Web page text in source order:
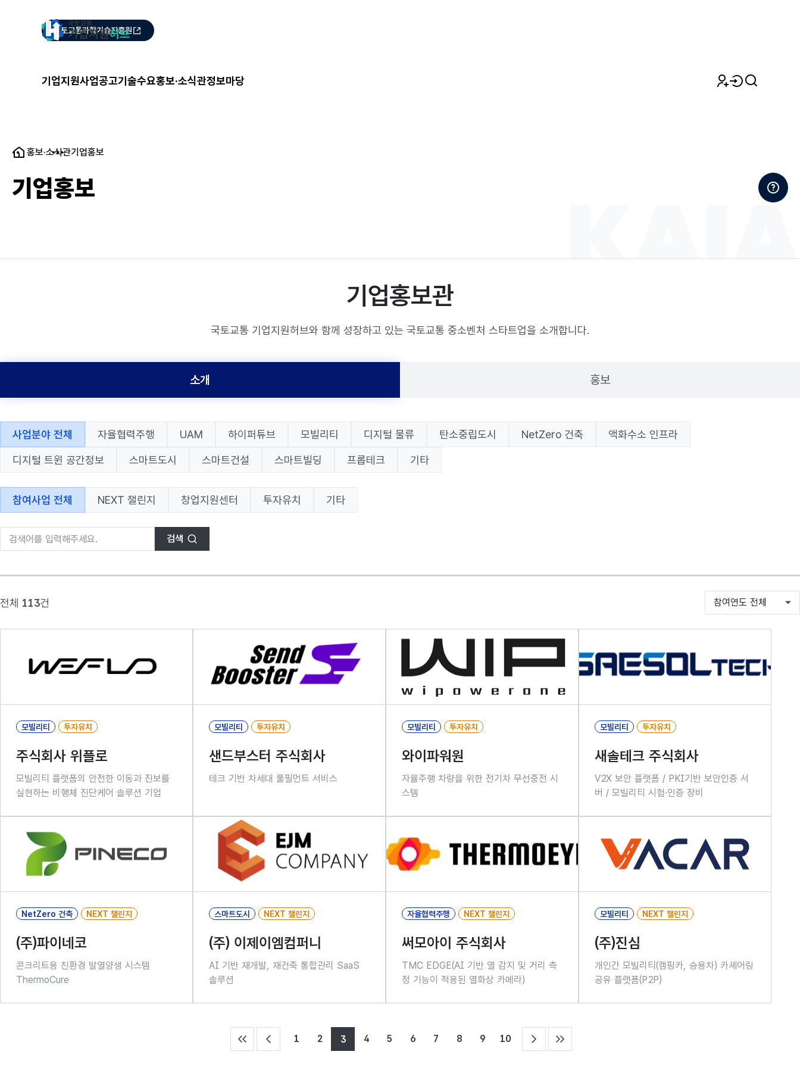
국토교통과학기술진흥원
기업지원사업공고기술수요홍보·소식관정보마당
홍보·소식관기업홍보
기업홍보
기업홍보관
국토교통 기업지원허브와 함께 성장하고 있는 국토교통 중소벤처 스타트업을 소개합니다.
소개 홍보
사업분야 전체 자율협력주행 UAM 하이퍼튜브 모빌리티 디지털 물류 탄소중립도시 NetZero 건축 액화수소 인프라
디지털 트윈 공간정보 스마트도시 스마트건설 스마트빌딩 프롭테크 기타
참여사업 전체 NEXT 챌린지 창업지원센터 투자유치 기타
검색
전체 113건
모빌리티 투자유치
주식회사 위플로
모빌리티 플랫폼의 안전한 이동과 진보를
실현하는 비행체 진단케어 솔루션 기업
모빌리티 투자유치
샌드부스터 주식회사
테크 기반 차세대 풀필먼트 서비스
모빌리티 투자유치
와이파워원
자율주행 차량을 위한 전기차 무선충전 시
스템
모빌리티 투자유치
새솔테크 주식회사
V2X 보안 플랫폼 / PKI기반 보안인증 서
버 / 모빌리티 시험·인증 장비
NetZero 건축 NEXT 챌린지
(주)파이네코
콘크리트용 친환경 발열양생 시스템
ThermoCure
스마트도시 NEXT 챌린지
(주) 이제이엠컴퍼니
AI 기반 재개발, 재건축 통합관리 SaaS
솔루션
자율협력주행 NEXT 챌린지
써모아이 주식회사
TMC EDGE(AI 기반 열 감지 및 거리 측
정 기능이 적용된 열화상 카메라)
모빌리티 NEXT 챌린지
(주)진심
개인간 모빌리티(캠핑카, 승용차) 카셰어링
공유 플랫폼(P2P)
1 2 3 4 5 6 7 8 9 10